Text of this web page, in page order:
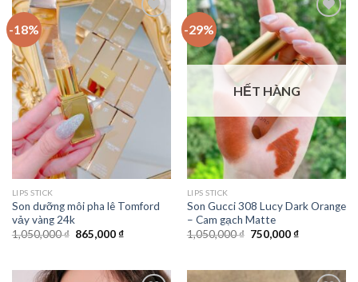
-18%
Add to
Wishlist
LIPS STICK
Son dưỡng môi pha lê Tomford
vảy vàng 24k
1,050,000₫ 865,000₫
-29%
Add to
Wishlist
HẾT HÀNG
LIPS STICK
Son Gucci 308 Lucy Dark Orange
– Cam gạch Matte
1,050,000₫ 750,000₫